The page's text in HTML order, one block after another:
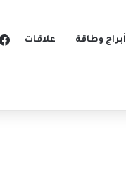
أبراج وطاقة علاقات